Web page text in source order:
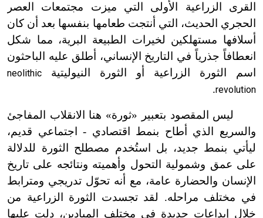
القرى الزراعية الأولى التي ميزت مجتمعات العصر
الحجري الحديث، التي أنتجت طعامها بنفسها بعد أن كان
أسلافها مستهلكين لخيرات الطبيعة البرية، مما شكل
انعطافاً جذرياً في التاريخ الإنساني، أطلق عليه الباحثون
اسم الثورة الزراعية أو الثورة النيوليتية neolithic
revolution
.
ليس المقصود بتعبير «ثورة» هنا الانقلاب المفاجئ
والسريع الذي أطاح بنمط اقتصادي -اجتماعي قديم،
ليأتي بنمط جديد، بل استُخدم مصطلح الثورة للدلالة
على عمق وشمولية التحول وأهميته ونتائجه على تاريخ
الإنسان والحضارة عامة، مع أنه تحوّل تدريجي ومترابط
في مختلف مراحله. لقد تجسدت الثورة الزراعية من
خلال إبداعات جديدة في مختلف الميادين، دلت عليها